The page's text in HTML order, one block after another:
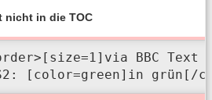
nicht in die TOC
BBC
[color=green]in